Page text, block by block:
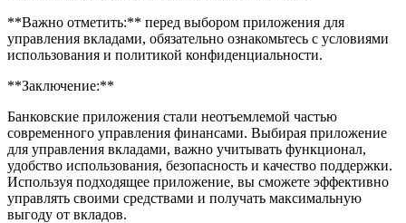
**Важно отметить:** перед выбором приложения для
управления вкладами, обязательно ознакомьтесь с условиями
использования и политикой конфиденциальности.
**Заключение:**
Банковские приложения стали неотъемлемой частью
современного управления финансами. Выбирая приложение
для управления вкладами, важно учитывать функционал,
удобство использования, безопасность и качество поддержки.
Используя подходящее приложение, вы сможете эффективно
управлять своими средствами и получать максимальную
выгоду от вкладов.